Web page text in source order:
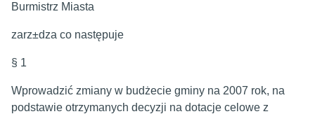
Burmistrz Miasta
zarz±dza co następuje
§ 1
Wprowadzić zmiany w budżecie gminy na 2007 rok, na
podstawie otrzymanych decyzji na dotacje celowe z